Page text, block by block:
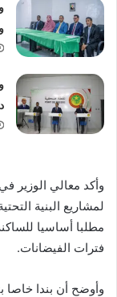
وأكد معالي الوزير
لمشاريع البنية
مطلبا أساسيا
فترات الفيضانات.
وأوضح أن بندا خاصا